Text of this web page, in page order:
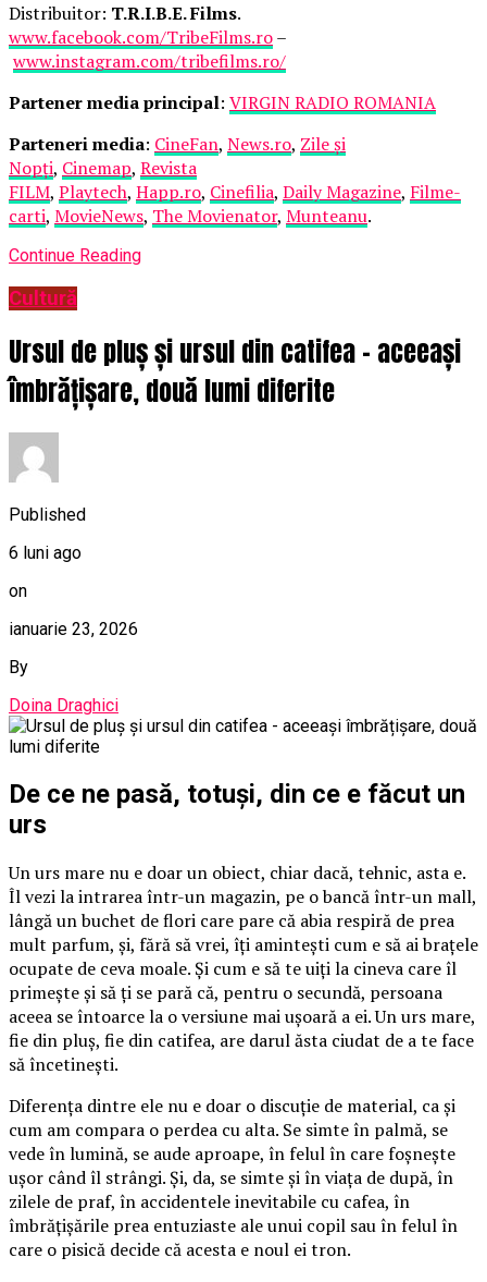
Distribuitor: T.R.I.B.E. Films.
www.facebook.com/TribeFilms.ro–
www.instagram.com/tribefilms.ro/
Partener media principal: VIRGIN RADIO ROMANIA
Parteneri media: CineFan, News.ro, Zile și
Nopți, Cinemap, Revista
FILM, Playtech, Happ.ro, Cinefilia, Daily Magazine, Filme-
carti, MovieNews, The Movienator, Munteanu.
Continue Reading
Cultură
Ursul de pluș și ursul din catifea – aceeași
îmbrățișare, două lumi diferite
Published
6 luni ago
on
ianuarie 23, 2026
By
Doina Draghici
De ce ne pasă, totuși, din ce e făcut un
urs
Un urs mare nu e doar un obiect, chiar dacă, tehnic, asta e.
Îl vezi la intrarea într-un magazin, pe o bancă într-un mall,
lângă un buchet de flori care pare că abia respiră de prea
mult parfum, și, fără să vrei, îți amintești cum e să ai brațele
ocupate de ceva moale. Și cum e să te uiți la cineva care îl
primește și să ți se pară că, pentru o secundă, persoana
aceea se întoarce la o versiune mai ușoară a ei. Un urs mare,
fie din pluș, fie din catifea, are darul ăsta ciudat de a te face
să încetinești.
Diferența dintre ele nu e doar o discuție de material, ca și
cum am compara o perdea cu alta. Se simte în palmă, se
vede în lumină, se aude aproape, în felul în care foșnește
ușor când îl strângi. Și, da, se simte și în viața de după, în
zilele de praf, în accidentele inevitabile cu cafea, în
îmbrățișările prea entuziaste ale unui copil sau în felul în
care o pisică decide că acesta e noul ei tron.